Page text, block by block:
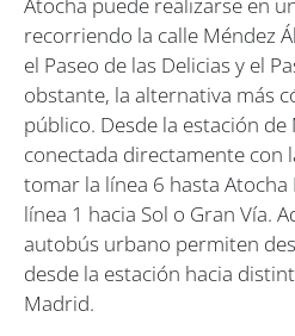
recorriendo la calle Méndez
el Paseo de las Delicias y el
obstante, la alternativa más
público. Desde la estación
conectada directamente con
tomar la línea 6 hasta Atocha
línea 1 hacia Sol o Gran Vía.
autobús urbano permiten
desde la estación hacia
Madrid.